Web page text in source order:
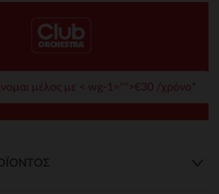
μέλος με < wg-1="">€30 /χρόνο*